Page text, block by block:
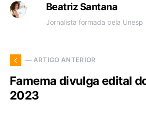
Beatriz Santana
Jornalista formada pela Unesp
— ARTIGO ANTERIOR
Famema divulga edital
2023